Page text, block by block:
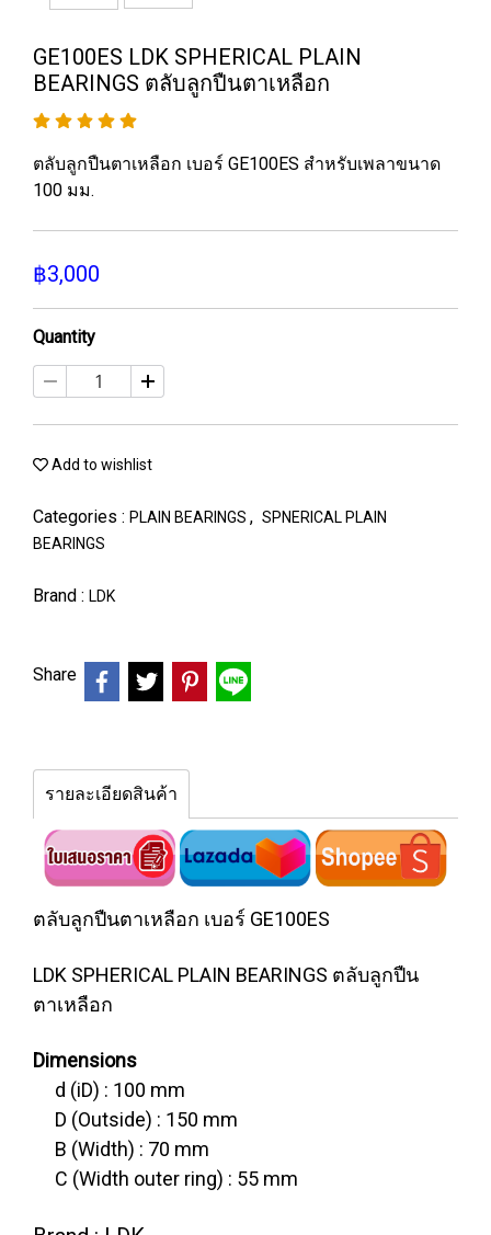
GE100ES LDK SPHERICAL PLAIN
BEARINGS ตลับลูกปืนตาเหลือก
ตลับลูกปืนตาเหลือก เบอร์ GE100ES สำหรับเพลาขนาด
100 มม.
฿3,000
Quantity
Add to wishlist
Categories : PLAIN BEARINGS , SPNERICAL PLAIN
BEARINGS
Brand : LDK
Share
รายละเอียดสินค้า
ตลับลูกปืนตาเหลือก เบอร์ GE100ES
LDK SPHERICAL PLAIN BEARINGS ตลับลูกปืน
ตาเหลือก
Dimensions
d (iD) : 100 mm
D (Outside) : 150 mm
B (Width) : 70 mm
C (Width outer ring) : 55 mm